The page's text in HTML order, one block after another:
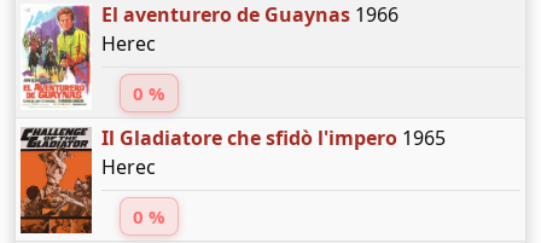
El aventurero de Guaynas1966
Herec
0 %
Il Gladiatore che sfidò l'impero1965
Herec
0 %